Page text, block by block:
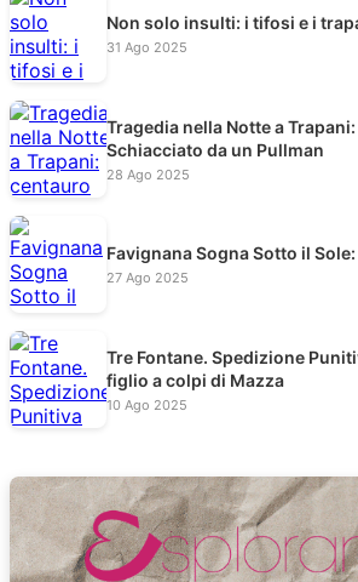
Non solo insulti: i tifosi e i
31 Ago 2025
Tragedia nella Notte a
Schiacciato da un Pullman
28 Ago 2025
Favignana Sogna Sotto il
27 Ago 2025
Tre Fontane. Spedizione
figlio a colpi di Mazza
10 Ago 2025